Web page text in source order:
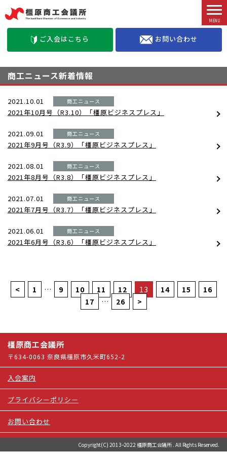
ご入会はこちら お問い合わせ
商工ニュース新着情報
2021.10.01 商工ニュース
2021年10月号（R3.10）「橿原ビジネスプレス」
2021.09.01 商工ニュース
2021年9月号（R3.9）「橿原ビジネスプレス」
2021.08.01 商工ニュース
2021年8月号（R3.8）「橿原ビジネスプレス」
2021.07.01 商工ニュース
2021年7月号（R3.7）「橿原ビジネスプレス」
2021.06.01 商工ニュース
2021年6月号（R3.6）「橿原ビジネスプレス」
< 1 … 9 10 11 12 13 14 15
16
17
… 26 >
橿原商工会議所
〒634-0063 奈良県橿原市久米町652-2
入会案内
プライバシーポリシー
お問い合わせ
Copyright(C) 2013–2022 橿原商工会議所 . All Rights Reserved.